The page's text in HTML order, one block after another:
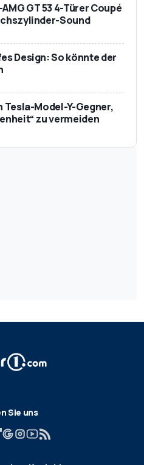
GT 53 4-Türer Coupé
Sound
Design: So könnte der
Model-Y-Gegner,
zu vermeiden
Sie uns